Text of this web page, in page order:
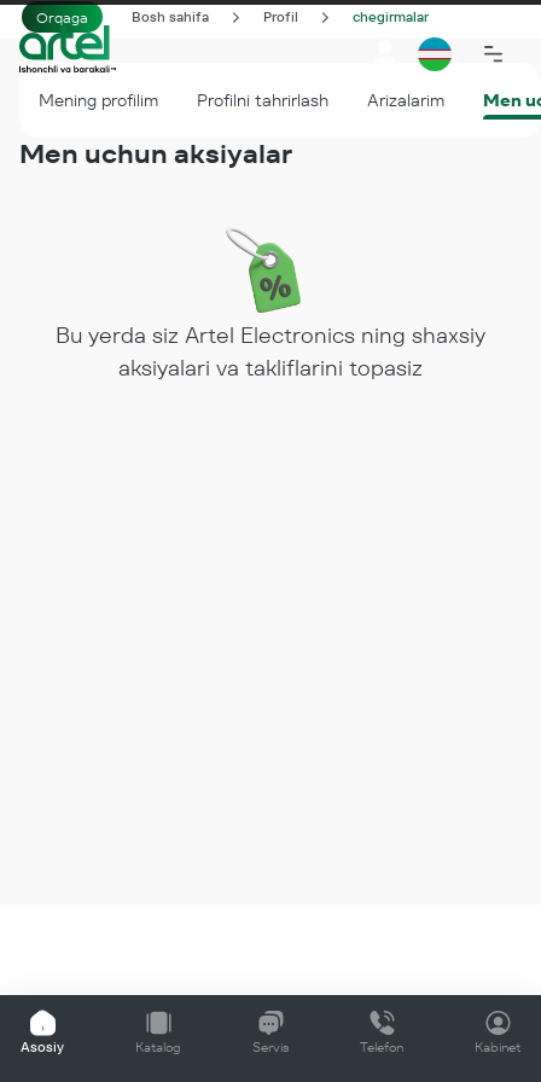
Orqaga Bosh sahifa Profil chegirmalar
Mening profilim Profilni tahrirlash Arizalarim Men
Men uchun aksiyalar
Bu yerda siz Artel Electronics ning shaxsiy
aksiyalari va takliflarini topasiz
Asosiy Katalog Servis Telefon Kabinet